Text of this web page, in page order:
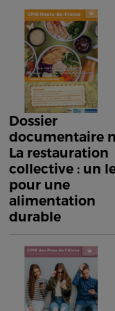
Dossier
documentaire
La restauration
collective : un
pour une
alimentation
durable